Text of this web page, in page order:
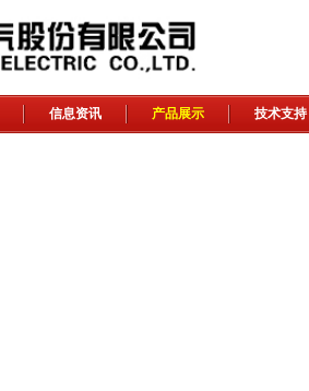
信息资讯 产品展示 技术支持